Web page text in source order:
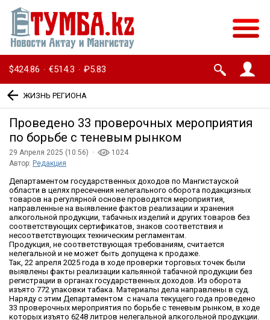
$424.86 · €514.3 · ₽5.83
ЖИЗНЬ РЕГИОНА
Проведено 33 проверочных мероприятия
по борьбе с теневым рынком
29 Апреля 2025 (10:56) ·
1024
Автор: Редакция
Департаментом государственных доходов по Мангистауской
области в целях пресечения нелегального оборота подакцизных
товаров на регулярной основе проводятся мероприятия,
направленные на выявление фактов реализации и хранения
алкогольной продукции, табачных изделий и других товаров без
соответствующих сертификатов, знаков соответствия и
несоответствующих техническим регламентам.
Продукция, не соответствующая требованиям, считается
нелегальной и не может быть допущена к продаже.
Так, 22 апреля 2025 года в ходе проверки торговых точек были
выявлены факты реализации кальянной табачной продукции без
регистрации в органах государственных доходов. Из оборота
изъято 772 упаковки табака. Материалы дела направлены в суд.
Наряду с этим Департаментом с начала текущего года проведено
33 проверочных мероприятия по борьбе с теневым рынком, в ходе
которых изъято 6248 литров нелегальной алкогольной продукции.